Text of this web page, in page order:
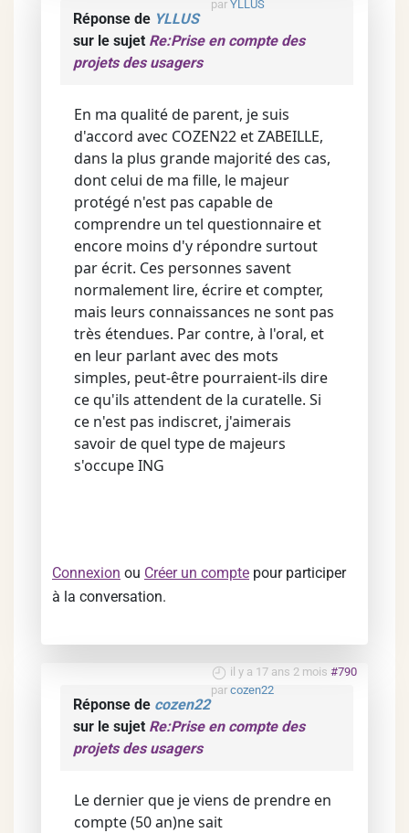
par YLLUS
Réponse de YLLUS
sur le sujet Re:Prise en compte des
projets des usagers
En ma qualité de parent, je suis
d'accord avec COZEN22 et ZABEILLE,
dans la plus grande majorité des cas,
dont celui de ma fille, le majeur
protégé n'est pas capable de
comprendre un tel questionnaire et
encore moins d'y répondre surtout
par écrit. Ces personnes savent
normalement lire, écrire et compter,
mais leurs connaissances ne sont pas
très étendues. Par contre, à l'oral, et
en leur parlant avec des mots
simples, peut-être pourraient-ils dire
ce qu'ils attendent de la curatelle. Si
ce n'est pas indiscret, j'aimerais
savoir de quel type de majeurs
s'occupe ING
Connexion ou Créer un compte pour participer
à la conversation.
il y a 17 ans 2 mois #790
par cozen22
Réponse de cozen22
sur le sujet Re:Prise en compte des
projets des usagers
Le dernier que je viens de prendre en
compte (50 an)ne sait